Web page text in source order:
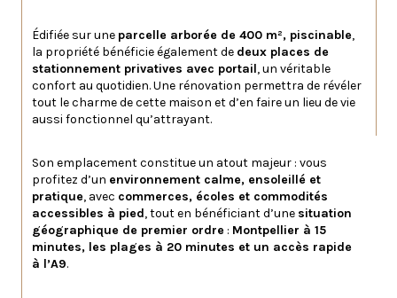
Édifiée sur une parcelle arborée de 400 m², piscinable,
la propriété bénéficie également de deux places de
stationnement privatives avec portail, un véritable
confort au quotidien. Une rénovation permettra de révéler
tout le charme de cette maison et d’en faire un lieu de vie
aussi fonctionnel qu’attrayant.
Son emplacement constitue un atout majeur : vous
profitez d’un environnement calme, ensoleillé et
pratique, avec commerces, écoles et commodités
accessibles à pied, tout en bénéficiant d’une situation
géographique de premier ordre : Montpellier à 15
minutes, les plages à 20 minutes et un accès rapide
à l’A9.